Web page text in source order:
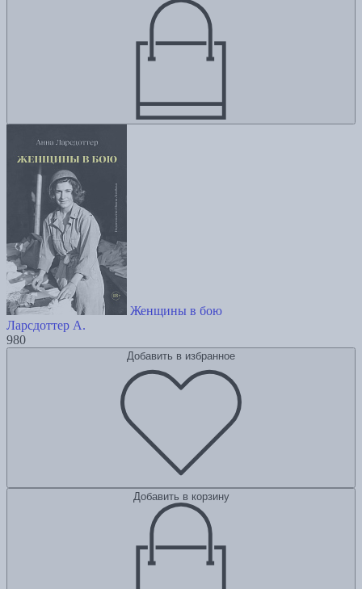
Женщины в бою
Ларсдоттер А.
980
Добавить в избранное
Добавить в корзину